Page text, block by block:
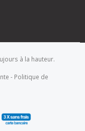
à la hauteur.
- Politique de